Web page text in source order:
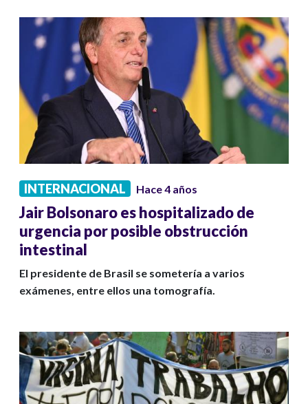
INTERNACIONAL Hace 4 años
Jair Bolsonaro es hospitalizado de
urgencia por posible obstrucción
intestinal
El presidente de Brasil se sometería a varios
exámenes, entre ellos una tomografía.